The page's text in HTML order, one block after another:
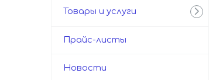
Товары и услуги
Прайс-листы
Новости